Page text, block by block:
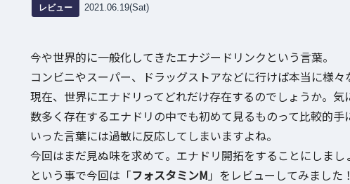
レビュー 2021.06.19(Sat)
今や世界的に一般化してきたエナジードリンクという言葉。
コンビニやスーパー、ドラッグストアなどに行けば本当に様々
現在、世界にエナドリってどれだけ存在するのでしょうか。気
数多く存在するエナドリの中でも初めて見るものって比較的
いった言葉には過敏に反応してしまいますよね。
今回はまだ見ぬ味を求めて。エナドリ開拓をすることにしまし
という事で今回は「フォスタミンM 」をレビューしてみました！